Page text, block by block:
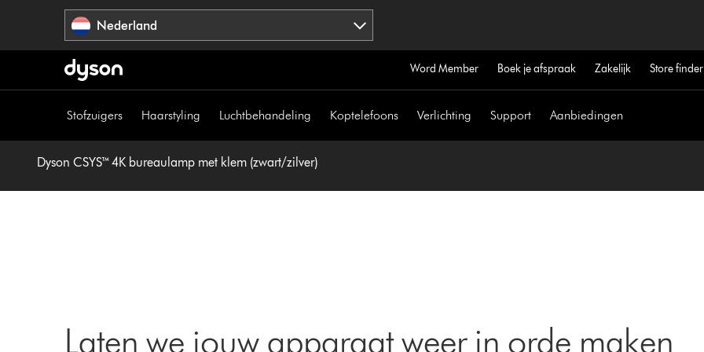
Nederland
Word Member Boek je afspraak Zakelijk Store finder
Stofzuigers Haarstyling Luchtbehandeling Koptelefoons Verlichting Support Aanbiedingen
Dyson CSYS™ 4K bureaulamp met klem (zwart/zilver)
Laten we jouw apparaat weer in orde maken